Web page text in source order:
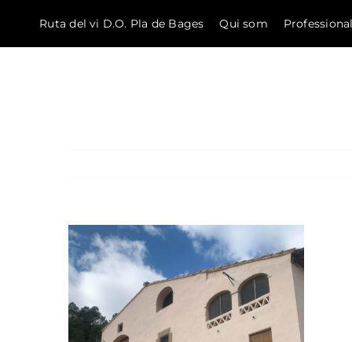
Ruta del vi D.O. Pla de Bages Qui som